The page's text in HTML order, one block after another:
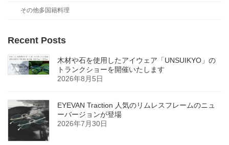
その他多国籍料理
Recent Posts
木材や石を使用したアイウェア「UNSUIKYO」の
トランクショーを開催いたします
2026年8月5日
EYEVAN Traction 人気のリムレスフレームのニュ
ーバージョンが登場
2026年7月30日